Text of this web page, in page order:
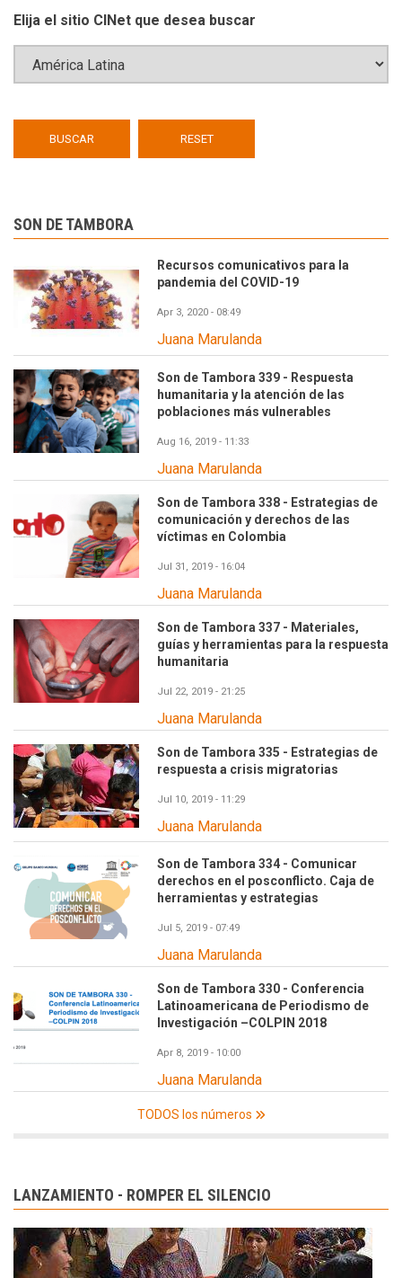
Elija el sitio CINet que desea buscar
SON DE TAMBORA
Recursos comunicativos para la
pandemia del COVID-19
Apr 3, 2020 - 08:49
Juana Marulanda
Son de Tambora 339 - Respuesta
humanitaria y la atención de las
poblaciones más vulnerables
Aug 16, 2019 - 11:33
Juana Marulanda
Son de Tambora 338 - Estrategias de
comunicación y derechos de las
víctimas en Colombia
Jul 31, 2019 - 16:04
Juana Marulanda
Son de Tambora 337 - Materiales,
guías y herramientas para la respuesta
humanitaria
Jul 22, 2019 - 21:25
Juana Marulanda
Son de Tambora 335 - Estrategias de
respuesta a crisis migratorias
Jul 10, 2019 - 11:29
Juana Marulanda
Son de Tambora 334 - Comunicar
derechos en el posconflicto. Caja de
herramientas y estrategias
Jul 5, 2019 - 07:49
Juana Marulanda
Son de Tambora 330 - Conferencia
Latinoamericana de Periodismo de
Investigación –COLPIN 2018
Apr 8, 2019 - 10:00
Juana Marulanda
TODOS los números
LANZAMIENTO - ROMPER EL SILENCIO